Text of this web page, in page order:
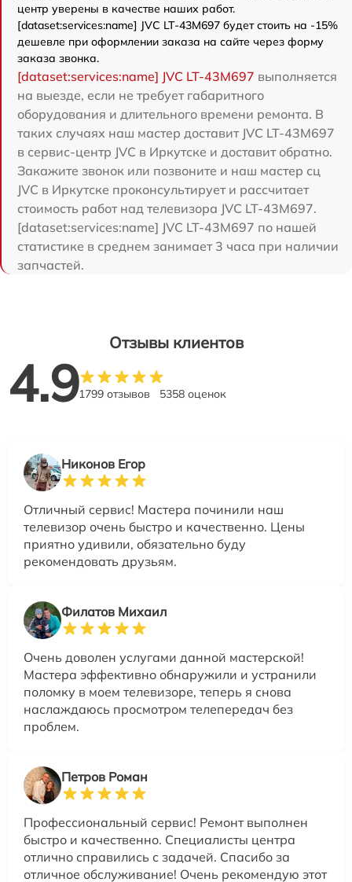
центр уверены в качестве наших работ.
[dataset:services:name] JVC LT-43M697 будет стоить на -15%
дешевле при оформлении заказа на сайте через форму
заказа звонка.
[dataset:services:name] JVC LT-43M697 выполняется
на выезде, если не требует габаритного
оборудования и длительного времени ремонта. В
таких случаях наш мастер доставит JVC LT-43M697
в сервис-центр JVC в Иркутске и доставит обратно.
Закажите звонок или позвоните и наш мастер сц
JVC в Иркутске проконсультирует и рассчитает
стоимость работ над телевизора JVC LT-43M697.
[dataset:services:name] JVC LT-43M697 по нашей
статистике в среднем занимает 3 часа при наличии
запчастей.
Отзывы клиентов
4.91799 отзывов 5358 оценок
Никонов Егор
Отличный сервис! Мастера починили наш
телевизор очень быстро и качественно. Цены
приятно удивили, обязательно буду
рекомендовать друзьям.
Филатов Михаил
Очень доволен услугами данной мастерской!
Мастера эффективно обнаружили и устранили
поломку в моем телевизоре, теперь я снова
наслаждаюсь просмотром телепередач без
проблем.
Петров Роман
Профессиональный сервис! Ремонт выполнен
быстро и качественно. Специалисты центра
отлично справились с задачей. Спасибо за
отличное обслуживание! Очень рекомендую этот